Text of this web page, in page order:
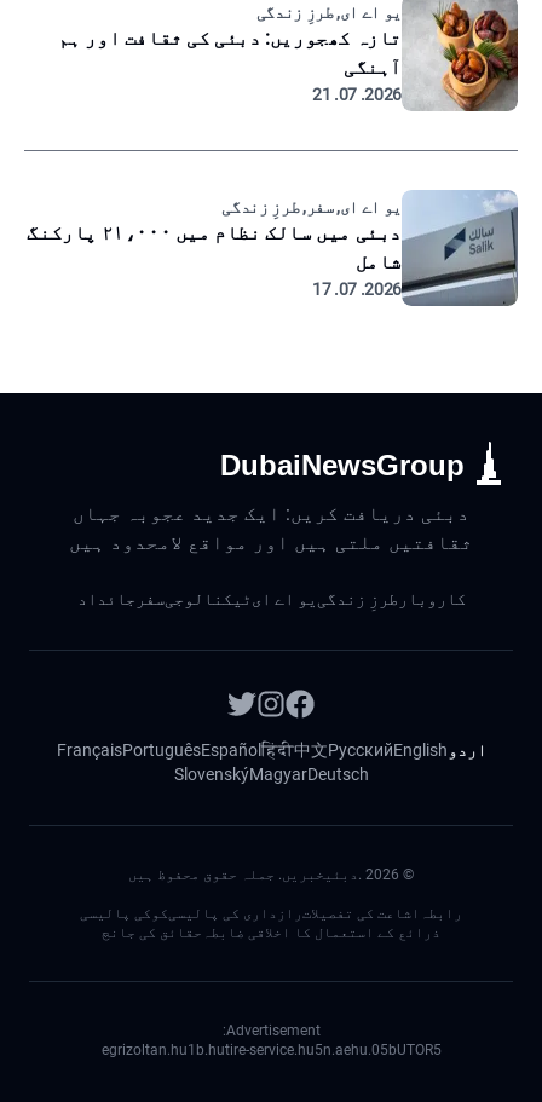
یو اے ای, طرزِ زندگی
تازہ کھجوریں: دبئی کی ثقافت اور ہم
آہنگی
2026. 07. 21
یو اے ای, سفر, طرزِ زندگی
دبئی میں سالک نظام میں ۲۱،۰۰۰ پارکنگ
شامل
2026. 07. 17
DubaiNewsGroup
دبئی دریافت کریں: ایک جدید عجوبہ جہاں
ثقافتیں ملتی ہیں اور مواقع لامحدود ہیں
کاروبار طرزِ زندگی یو اے ایٹیکنالوجیسفر جائداد
اردو English
Русский
中文
हिंदी
Español
Português
Français
Deutsch
Magyar
Slovenský
©
2026 .دبئیخبریں. جملہ حقوق محفوظ ہیں
رابطہ اشاعت کی تفصیلاترازداری کی پالیسیکوکی پالیسی
ذرائع کے استعمال کا اخلاقی ضابطہ حقائق کی جانچ
Advertisement:
bUTOR5
05.hu
5n.ae
tire-service.hu
1b.hu
egrizoltan.hu